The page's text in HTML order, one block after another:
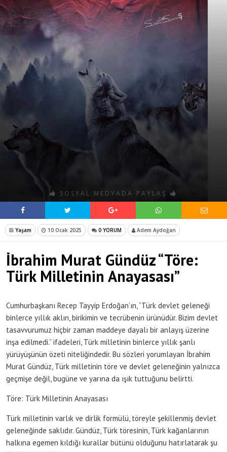
SOSYAL MEDYADA PAYLAŞ
Yaşam 10 Ocak 2025 0 YORUM Adem Aydoğan
İbrahim Murat Gündüz “Töre:
Türk Milletinin Anayasası”
Cumhurbaşkanı Recep Tayyip Erdoğan’ın, “Türk devlet geleneği
binlerce yıllık aklın, birikimin ve tecrübenin ürünüdür. Bizim devlet
tasavvurumuz hiçbir zaman maddeye dayalı bir anlayış üzerine
inşa edilmedi.” ifadeleri, Türk milletinin binlerce yıllık şanlı
yürüyüşünün özeti niteliğindedir. Bu sözleri yorumlayan İbrahim
Murat Gündüz, Türk milletinin töre ve devlet geleneğinin yalnızca
geçmişe değil, bugüne ve yarına da ışık tuttuğunu belirtti.
Töre: Türk Milletinin Anayasası
Türk milletinin varlık ve dirlik formülü, töreyle şekillenmiş devlet
geleneğinde saklıdır. Gündüz, Türk töresinin, Türk kağanlarının
halkına egemen kıldığı kurallar bütünü olduğunu hatırlatarak şu